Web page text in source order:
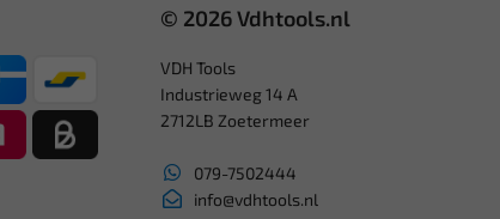
© 2026 Vdhtools.nl
VDH Tools
Industrieweg 14 A
2712LB Zoetermeer
079-7502444
info@vdhtools.nl